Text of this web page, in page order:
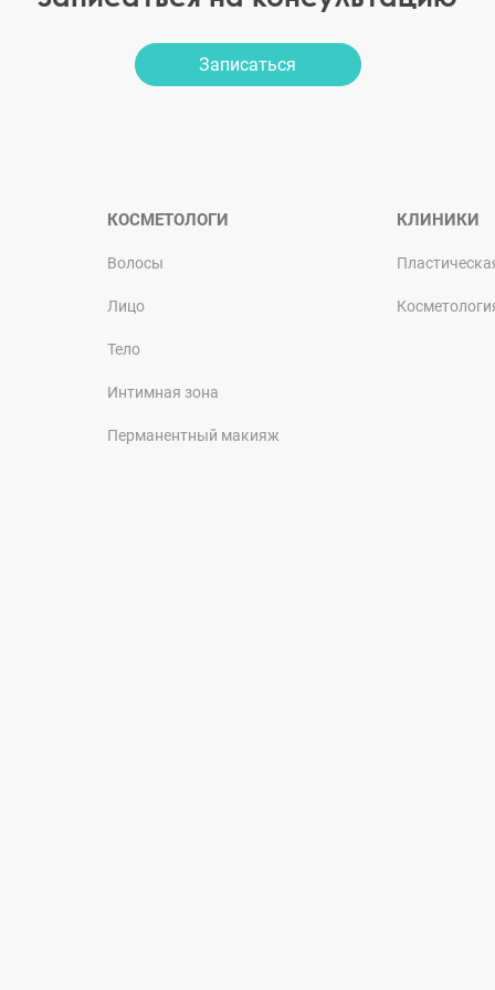
Записаться
КОСМЕТОЛОГИ
Волосы
Лицо
Тело
Интимная зона
Перманентный макияж
КЛИНИКИ